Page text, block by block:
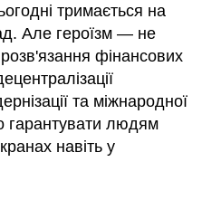
тримається на
Але героїзм — не
фінансових
та міжнародної
гарантувати людям
навіть у